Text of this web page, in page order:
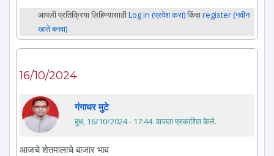
आपली प्रतिक्रिया लिहिण्यासाठीLog in (प्रवेश करा)किंवाregister (नवीन
खाते बनवा)
16/10/2024
गंगाधर मुटे
बुध, 16/10/2024 - 17:44. वाजता प्रकाशित केले.
आजचे शेतमालाचे बाजार भाव